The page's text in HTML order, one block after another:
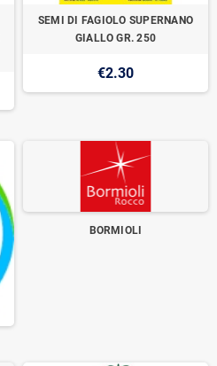
SEMI DI FAGIOLO SUPERNANO
GIALLO GR. 250
€2.30
BORMIOLI